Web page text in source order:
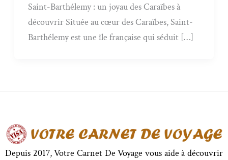
Saint-Barthélemy : un joyau des Caraïbes à
découvrir Située au cœur des Caraïbes, Saint-
Barthélemy est une île française qui séduit […]
Depuis 2017, Votre Carnet De Voyage vous aide à découvrir